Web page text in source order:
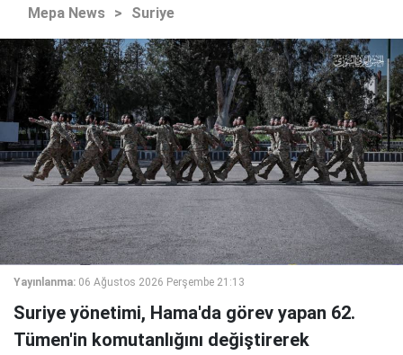
Mepa News > Suriye
Yayınlanma: 06 Ağustos 2026 Perşembe 21:13
Suriye yönetimi, Hama'da görev yapan 62.
Tümen'in komutanlığını değiştirerek